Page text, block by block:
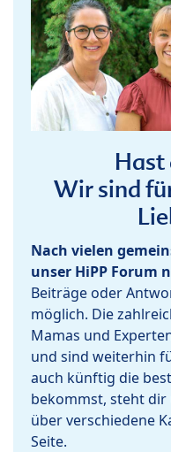
Hast
Wir sind
Nach vielen
unser HiPP Forum
Beiträge oder
möglich. Die
Mamas und
und sind weiterhin
auch künftig die
bekommst, steht dir
über verschiedene
Seite.